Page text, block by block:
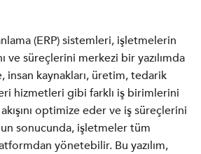
(ERP) sistemleri, işletmelerin
ve süreçlerini merkezi bir yazılımda
insan kaynakları, üretim, tedarik
hizmetleri gibi farklı iş birimlerini
optimize eder ve iş süreçlerini
sonucunda, işletmeler tüm
yönetebilir. Bu yazılım,